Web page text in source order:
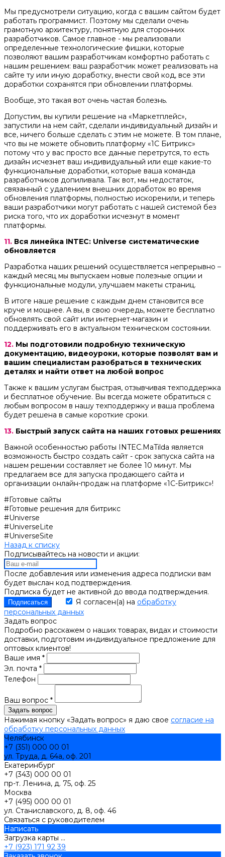
Мы предусмотрели ситуацию, когда с вашим сайтом будет
работать программист. Поэтому мы сделали очень
грамотную архитектуру, понятную для сторонних
разработчиков. Самое главное - мы реализовали
определенные технологические фишки, которые
позволяют вашим разработчикам комфортно работать с
нашим решением: ваш разработчик может реализовать на
сайте ту или иную доработку, внести свой код, все эти
доработки сохранятся при обновлении платформы.
Вообще, это такая вот очень частая болезнь.
Допустим, вы купили решение на «Маркетплейс»,
запустили на нем сайт, сделали индивидуальный дизайн и
все, ничего больше сделать с этим не можете. В том плане,
что вы не можете обновить платформу «1С Битрикс»
потому что у вас просто все данные перетрутся, то есть
дизайн исчезнет ваш индивидуальный или еще какие-то
функциональные доработки, которые ваша команда
разработчиков допиливала. Так вот, мы недостаток,
связанный с удалением внешних доработок во время
обновления платформы, полностью искоренили, и теперь
ваши разработчики могут работать с нашей системой без
риска того, что их доработки исчезнут в момент
платформы.
11. Вся линейка INTEC: Universe систематические
обновляется
Разработка наших решений осуществляется непрерывно –
каждый месяц мы выпускаем новые полезные опции и
функциональные модули, улучшаем макеты страниц.
В итоге наше решение с каждым днем становится все
круче и мощнее. А вы, в свою очередь, можете бесплатно
обновлять свой сайт или интернет-магазин и
поддерживать его в актуальном техническом состоянии.
12. Мы подготовили подробную техническую
документацию, видеоуроки, которые позволят вам и
вашим специалистам разобраться в технических
деталях и найти ответ на любой вопрос
Также к вашим услугам быстрая, отзывчивая техподдержка
и бесплатное обучение. Вы всегда можете обратиться с
любым вопросом в нашу техподдержку и ваша проблема
будет решена в самые короткие сроки.
13. Быстрый запуск сайта на наших готовых решениях
Важной особенностью работы INTEC.MaTilda является
возможность быстро создать сайт - срок запуска сайта на
нашем решении составляет не более 10 минут. Мы
предлагаем все для запуска продающего сайта и
организации онлайн-продаж на платформе «1С-Битрикс»!
#Готовые сайты
#Готовые решения для битрикс
#Universe
#UniverseLite
#UniverseSite
Назад к списку
Подписывайтесь на новости и акции:
После добавления или изменения адреса подписки вам
будет выслан код подтверждения.
Подписка будет не активной до ввода подтверждения.
Я согласен(а) на обработку
персональных данных
Задать вопрос
Подробно расскажем о наших товарах, видах и стоимости
доставки, подготовим индивидуальное предложение для
оптовых клиентов!
Ваше имя *
Эл. почта *
Телефон
Ваш вопрос *
Нажимая кнопку «Задать вопрос» я даю свое согласие на
обработку персональных данных
Челябинск
+7 (351) 000 00 01
ул. Труда, д. 64а, оф. 201
Екатеринбург
+7 (343) 000 00 01
пр-т. Ленина, д. 75, оф. 25
Москва
+7 (495) 000 00 01
ул. Станиславского, д. 8, оф. 46
Связаться с руководителем
Написать
Загрузка карты ...
+7 (923) 171 92 39